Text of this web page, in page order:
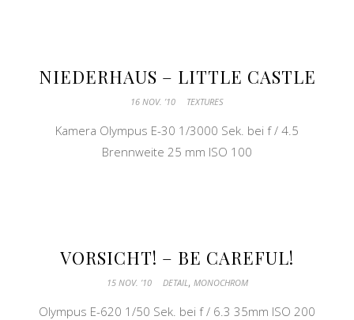
NIEDERHAUS – LITTLE CASTLE
16 NOV. ’10 TEXTURES
Kamera Olympus E-30 1/3000 Sek. bei f / 4.5
Brennweite 25 mm ISO 100
VORSICHT! – BE CAREFUL!
15 NOV. ’10 DETAIL, MONOCHROM
Olympus E-620 1/50 Sek. bei f / 6.3 35mm ISO 200